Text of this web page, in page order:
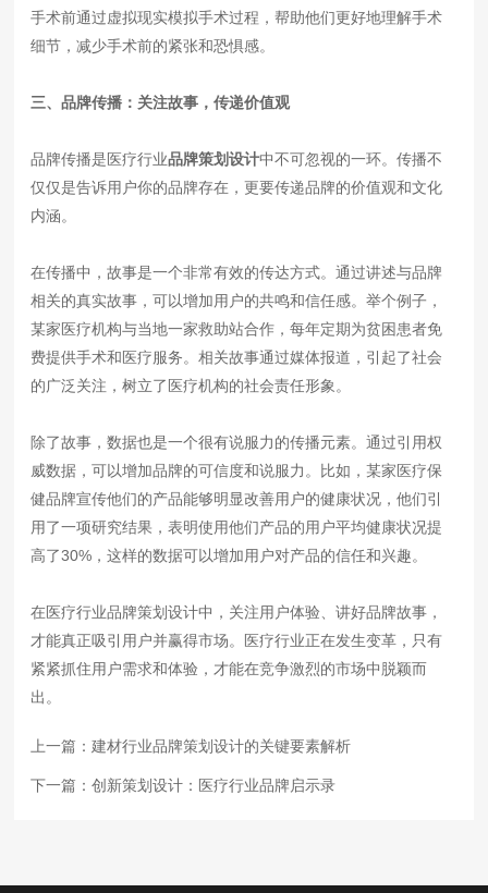
手术前通过虚拟现实模拟手术过程，帮助他们更好地理解手术
细节，减少手术前的紧张和恐惧感。
三、品牌传播：关注故事，传递价值观
品牌传播是医疗行业品牌策划设计中不可忽视的一环。传播不
仅仅是告诉用户你的品牌存在，更要传递品牌的价值观和文化
内涵。
在传播中，故事是一个非常有效的传达方式。通过讲述与品牌
相关的真实故事，可以增加用户的共鸣和信任感。举个例子，
某家医疗机构与当地一家救助站合作，每年定期为贫困患者免
费提供手术和医疗服务。相关故事通过媒体报道，引起了社会
的广泛关注，树立了医疗机构的社会责任形象。
除了故事，数据也是一个很有说服力的传播元素。通过引用权
威数据，可以增加品牌的可信度和说服力。比如，某家医疗保
健品牌宣传他们的产品能够明显改善用户的健康状况，他们引
用了一项研究结果，表明使用他们产品的用户平均健康状况提
高了30%，这样的数据可以增加用户对产品的信任和兴趣。
在医疗行业品牌策划设计中，关注用户体验、讲好品牌故事，
才能真正吸引用户并赢得市场。医疗行业正在发生变革，只有
紧紧抓住用户需求和体验，才能在竞争激烈的市场中脱颖而
出。
上一篇：建材行业品牌策划设计的关键要素解析
下一篇：创新策划设计：医疗行业品牌启示录